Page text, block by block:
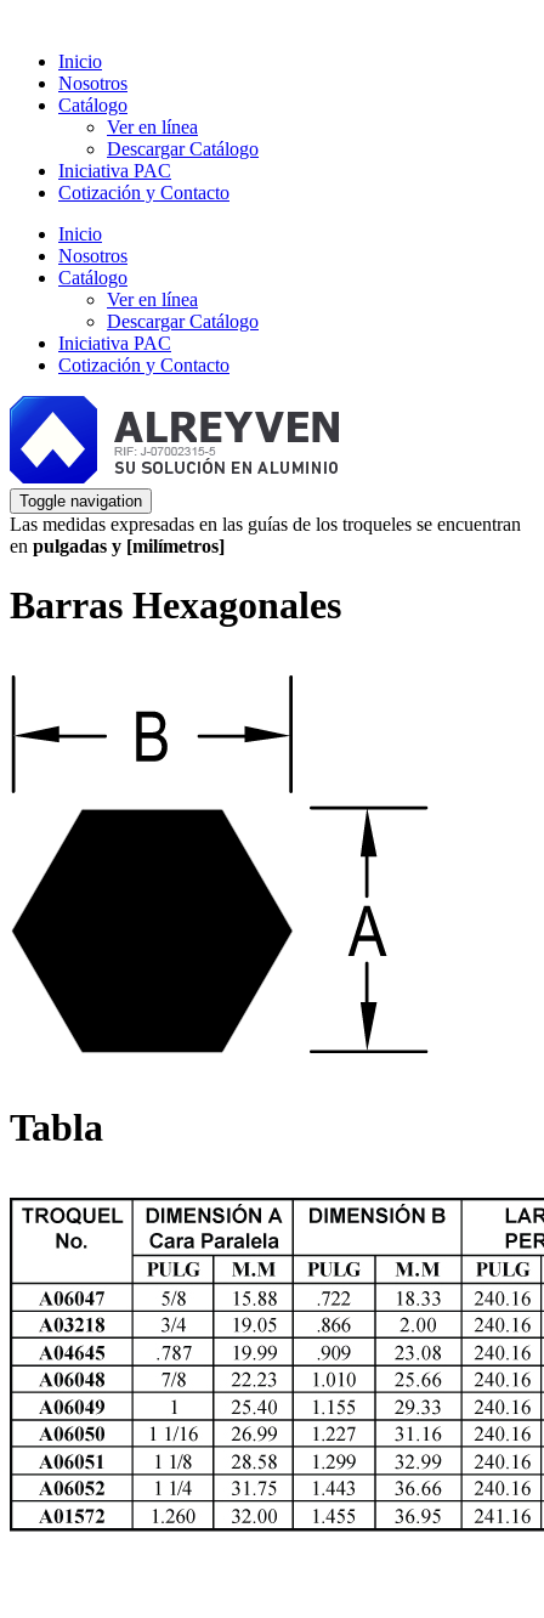
Inicio
Nosotros
Catálogo
Ver en línea
Descargar Catálogo
Iniciativa PAC
Cotización y Contacto
Inicio
Nosotros
Catálogo
Ver en línea
Descargar Catálogo
Iniciativa PAC
Cotización y Contacto
Toggle navigation
Las medidas expresadas en las guías de los troqueles se encuentran
en pulgadas y [milímetros]
Barras Hexagonales
Tabla